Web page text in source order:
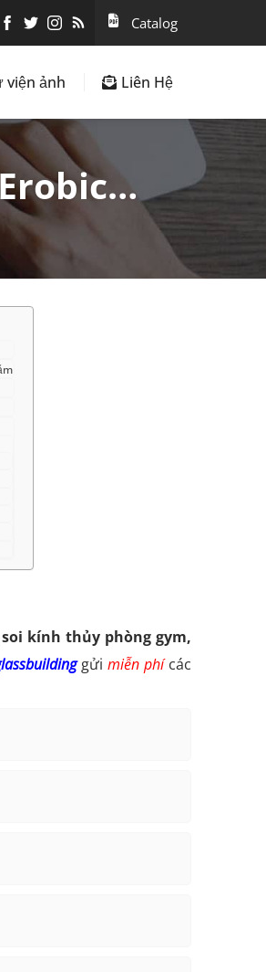
Catalog
viện ảnh Liên Hệ
kính thủy phòng gym,
gửi miễn phícác